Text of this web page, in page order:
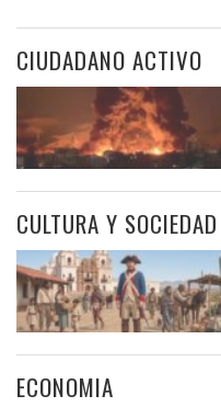
CIUDADANO ACTIVO
CULTURA Y SOCIEDAD
ECONOMIA